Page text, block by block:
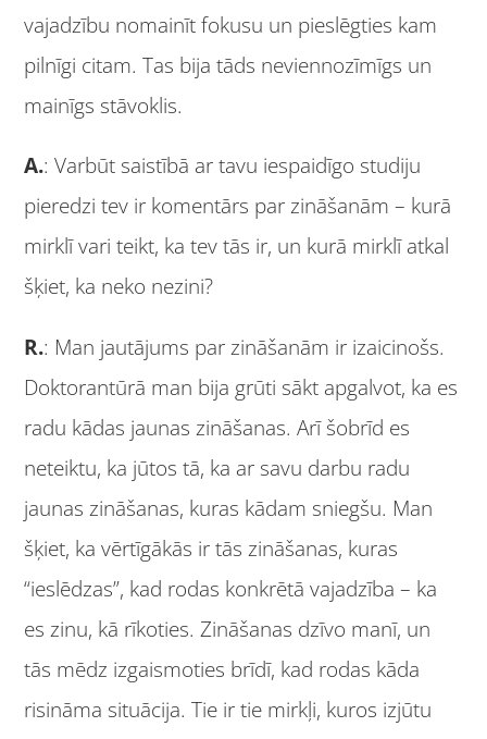
vajadzību nomainīt fokusu un pieslēgties kam
pilnīgi citam. Tas bija tāds neviennozīmīgs un
mainīgs stāvoklis.
A.: Varbūt saistībā ar tavu iespaidīgo studiju
pieredzi tev ir komentārs par zināšanām – kurā
mirklī vari teikt, ka tev tās ir, un kurā mirklī atkal
šķiet, ka neko nezini?
R.: Man jautājums par zināšanām ir izaicinošs.
Doktorantūrā man bija grūti sākt apgalvot, ka es
radu kādas jaunas zināšanas. Arī šobrīd es
neteiktu, ka jūtos tā, ka ar savu darbu radu
jaunas zināšanas, kuras kādam sniegšu. Man
šķiet, ka vērtīgākās ir tās zināšanas, kuras
“ieslēdzas”, kad rodas konkrētā vajadzība – ka
es zinu, kā rīkoties. Zināšanas dzīvo manī, un
tās mēdz izgaismoties brīdī, kad rodas kāda
risināma situācija. Tie ir tie mirkļi, kuros izjūtu